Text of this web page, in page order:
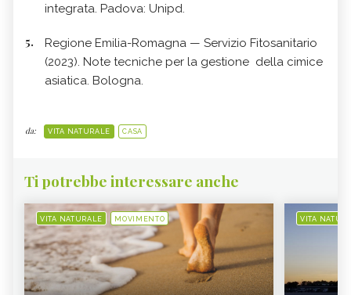
integrata. Padova: Unipd.
Regione Emilia-Romagna — Servizio Fitosanitario
(2023). Note tecniche per la gestione della cimice
asiatica. Bologna.
da: VITA NATURALE CASA
Ti potrebbe interessare anche
VITA NATURALE MOVIMENTO VITA